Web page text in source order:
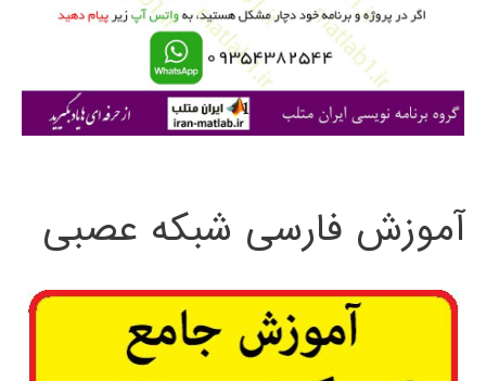
ی
آموزش فارسی شبکه عصبی